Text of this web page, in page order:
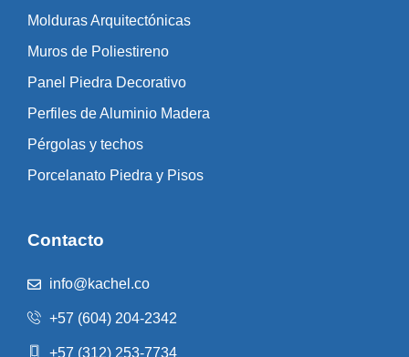
Molduras Arquitectónicas
Muros de Poliestireno
Panel Piedra Decorativo
Perfiles de Aluminio Madera
Pérgolas y techos
Porcelanato Piedra y Pisos
Contacto
info@kachel.co
+57 (604) 204-2342
+57 (312) 253-7734